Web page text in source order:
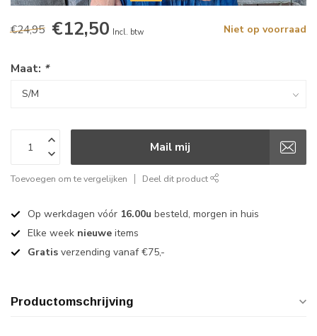
€24,95 €12,50 Incl. btw Niet op voorraad
Maat: *
Mail mij
Toevoegen om te vergelijken Deel dit product
Op werkdagen vóór 16.00u besteld, morgen in huis
Elke week nieuwe items
Gratis verzending vanaf €75,-
Productomschrijving